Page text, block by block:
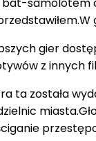
gier
z innych
ta została